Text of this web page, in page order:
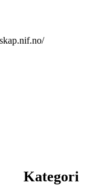
Kategori